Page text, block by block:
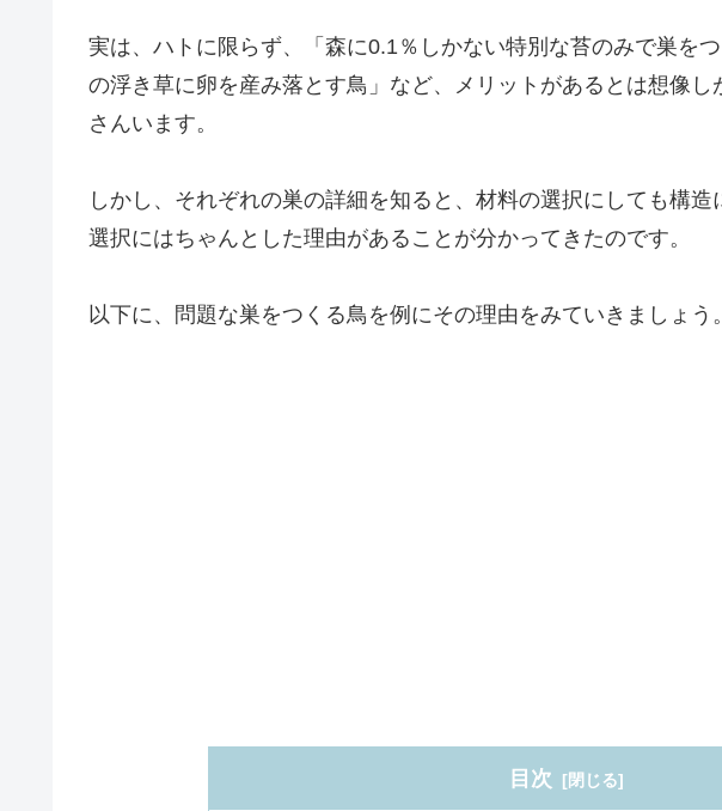
実は、ハトに限らず、「森に0.1％しかない特別な苔のみで巣を
の浮き草に卵を産み落とす鳥」など、メリットがあるとは想像し
さんいます。
しかし、それぞれの巣の詳細を知ると、材料の選択にしても構
選択にはちゃんとした理由があることが分かってきたのです。
以下に、問題な巣をつくる鳥を例にその理由をみていきましょう。
目次